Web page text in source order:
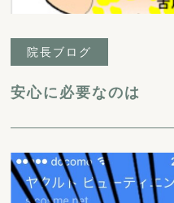
院長ブログ
安心に必要なのは